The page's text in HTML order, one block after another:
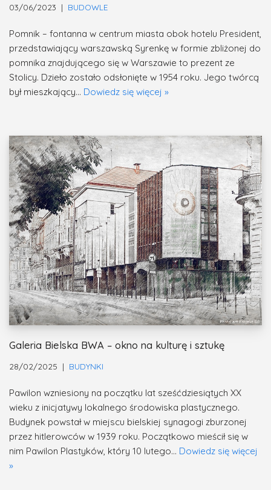
03/06/2023 BUDOWLE
Pomnik – fontanna w centrum miasta obok hotelu President,
przedstawiający warszawską Syrenkę w formie zbliżonej do
pomnika znajdującego się w Warszawie to prezent ze
Stolicy. Dzieło zostało odsłonięte w 1954 roku. Jego twórcą
był mieszkający… Dowiedz się więcej »
Galeria Bielska BWA – okno na kulturę i sztukę
28/02/2025 BUDYNKI
Pawilon wzniesiony na początku lat sześćdziesiątych XX
wieku z inicjatywy lokalnego środowiska plastycznego.
Budynek powstał w miejscu bielskiej synagogi zburzonej
przez hitlerowców w 1939 roku. Początkowo mieścił się w
nim Pawilon Plastyków, który 10 lutego… Dowiedz się więcej
»